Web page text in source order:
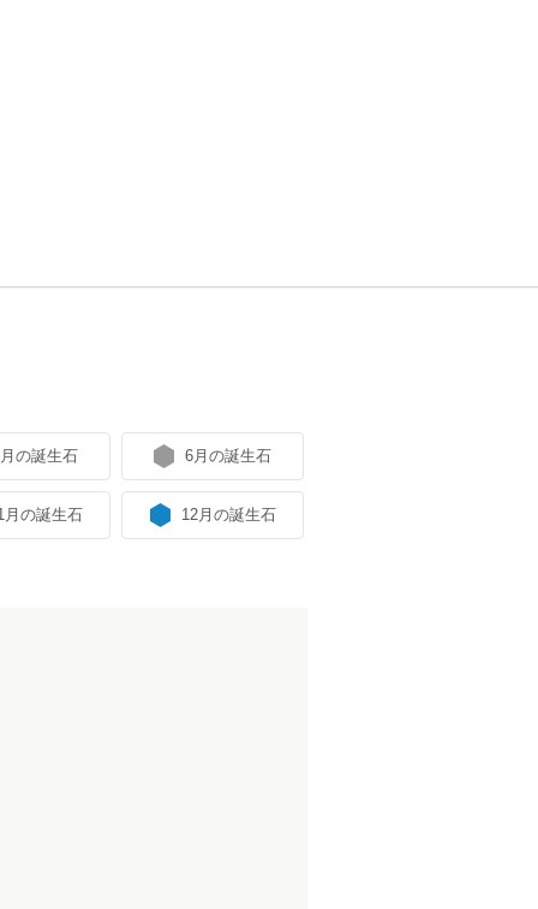
の誕生石 6月の誕生石
月の誕生石 12月の誕生石